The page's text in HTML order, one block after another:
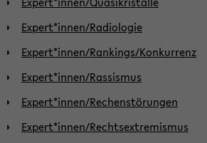
Expert*innen/Radiologie
Expert*innen/Rankings/Konkurrenz
Expert*innen/Rassismus
Expert*innen/Rechenstörungen
Expert*innen/Rechtsextremismus